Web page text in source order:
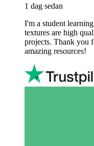
1 dag sedan
I'm a student
textures are high
projects. Thank you
amazing resources!